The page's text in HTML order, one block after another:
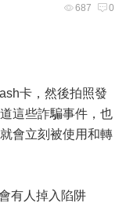
687 0
卡，然後拍照發
這些詐騙事件，也
會立刻被使用和轉
有人掉入陷阱